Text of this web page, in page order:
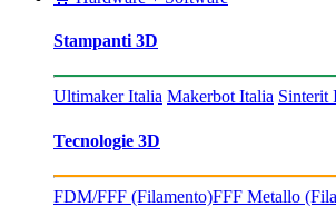
Stampanti 3D
Ultimaker Italia Makerbot Italia Sinterit
Tecnologie 3D
FDM/FFF (Filamento)FFF Metallo